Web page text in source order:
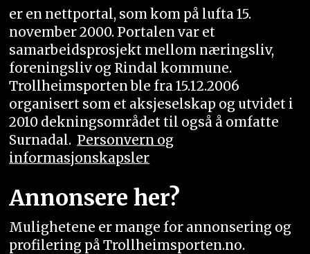
er en nettportal, som kom på lufta 15.
november 2000. Portalen var et
samarbeidsprosjekt mellom næringsliv,
foreningsliv og Rindal kommune.
Trollheimsporten ble fra 15.12.2006
organisert som et aksjeselskap og utvidet i
2010 dekningsområdet til også å omfatte
Surnadal. Personvern og
informasjonskapsler
Annonsere her?
Mulighetene er mange for annonsering og
profilering på Trollheimsporten.no.